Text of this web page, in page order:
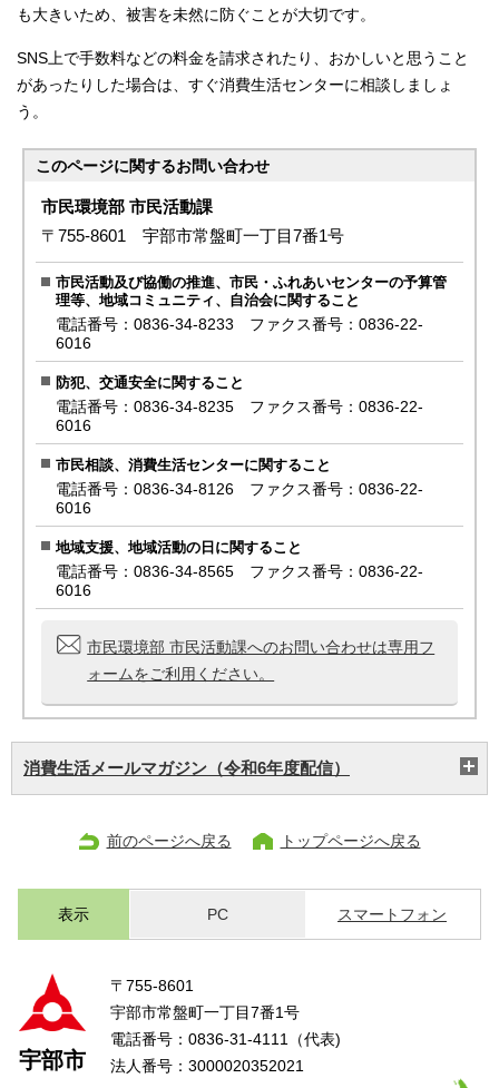
も大きいため、被害を未然に防ぐことが大切です。
SNS上で手数料などの料金を請求されたり、おかしいと思うこと
があったりした場合は、すぐ消費生活センターに相談しましょ
う。
このページに関するお問い合わせ
市民環境部 市民活動課
〒755-8601 宇部市常盤町一丁目7番1号
市民活動及び協働の推進、市民・ふれあいセンターの予算管
理等、地域コミュニティ、自治会に関すること
電話番号：0836-34-8233 ファクス番号：0836-22-
6016
防犯、交通安全に関すること
電話番号：0836-34-8235 ファクス番号：0836-22-
6016
市民相談、消費生活センターに関すること
電話番号：0836-34-8126 ファクス番号：0836-22-
6016
地域支援、地域活動の日に関すること
電話番号：0836-34-8565 ファクス番号：0836-22-
6016
市民環境部 市民活動課へのお問い合わせは専用フ
ォームをご利用ください。
消費生活メールマガジン（令和6年度配信）
前のページへ戻る トップページへ戻る
表示 PC スマートフォン
宇部市
〒755-8601
宇部市常盤町一丁目7番1号
電話番号：0836-31-4111（代表)
法人番号：3000020352021